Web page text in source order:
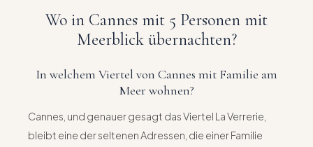
Wo in Cannes mit 5 Personen mit
Meerblick übernachten?
In welchem Viertel von Cannes mit Familie am
Meer wohnen?
Cannes, und genauer gesagt das Viertel La Verrerie,
bleibt eine der seltenen Adressen, die einer Familie